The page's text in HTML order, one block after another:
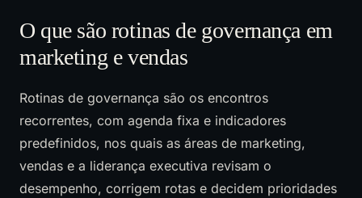
O que são rotinas de governança em
marketing e vendas
Rotinas de governança são os encontros
recorrentes, com agenda fixa e indicadores
predefinidos, nos quais as áreas de marketing,
vendas e a liderança executiva revisam o
desempenho, corrigem rotas e decidem prioridades